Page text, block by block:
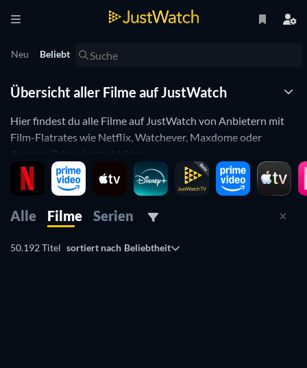
Neu Beliebt
Übersicht aller Filme auf JustWatch
Hier findest du alle Filme auf JustWatch von Anbietern mit
Film-Flatrates wie Netflix, Watchever, Maxdome oder
Amazon Prime Instant Video.
Aber auch die beliebtesten Filme im Einzelkauf oder als
Download zur Miete bei iTunes, Amazon, Google Play und
Benutze unsere einfachen Filter um z.B. nur die populärsten
bestimmten Jahr. Du kannst auch ganz einfach nach Genre
Alle Filme Serien
50.192 Titel sortiert nach Beliebtheit